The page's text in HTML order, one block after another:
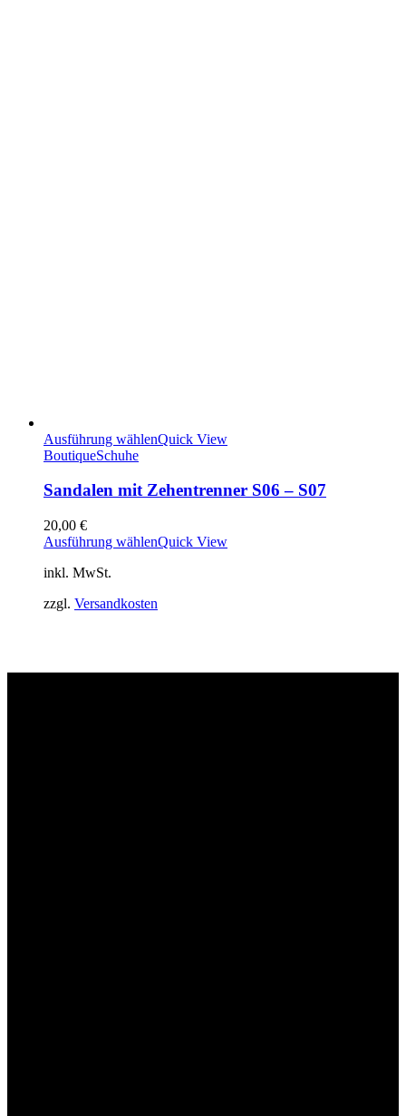
Ausführung wählenQuick View
BoutiqueSchuhe
Sandalen mit Zehentrenner S06 – S07
20,00 €
Ausführung wählenQuick View
inkl. MwSt.
zzgl. Versandkosten